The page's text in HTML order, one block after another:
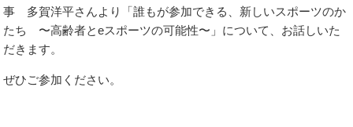
事 多賀洋平さんより「誰もが参加できる、新しいスポーツのか
たち 〜高齢者とeスポーツの可能性〜」について、お話しいた
だきます。
ぜひご参加ください。